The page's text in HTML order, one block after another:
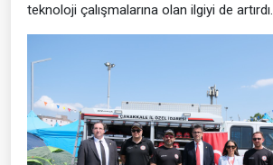
teknoloji çalışmalarına olan ilgiyi de artırdı.